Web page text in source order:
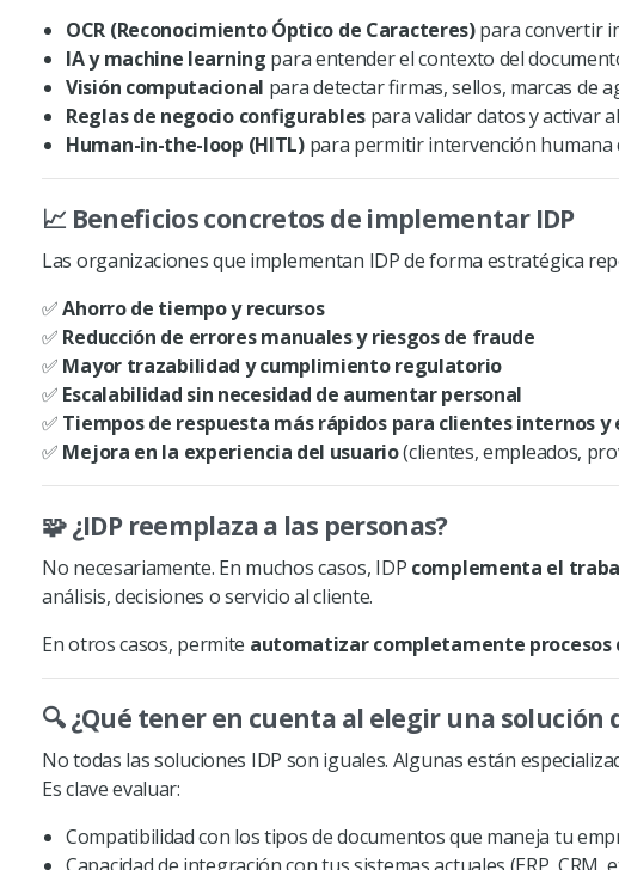
OCR (Reconocimiento Óptico de Caracteres)para convertir
IA y machine learning para entender el contexto del
Visión computacional para detectar firmas, sellos, marcas de
Reglas de negocio configurables para validar datos y activar
Human-in-the-loop (HITL)para permitir intervención humana
📈 Beneficios concretos de implementar IDP
Las organizaciones que implementan IDPde forma estratégica
✅Ahorro de tiempo y recursos
✅ Reducción de errores manuales y riesgos de fraude
✅ Mayor trazabilidad y cumplimiento regulatorio
✅ Escalabilidad sin necesidad de aumentar personal
✅ Tiempos de respuesta más rápidos para clientes internos y
✅ Mejora en la experiencia del usuario(clientes, empleados,
🧩 ¿IDPreemplaza a las personas?
No necesariamente. En muchos casos, IDP complementa el
análisis, decisiones o servicio al cliente.
En otros casos, permite automatizar completamente procesos
🔍 ¿Qué tener en cuenta al elegir una solución
No todas las soluciones IDP son iguales. Algunas están
Es clave evaluar:
Compatibilidad con los tipos de documentos que maneja tu